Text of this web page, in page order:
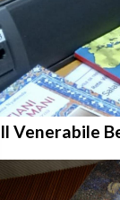
Il Venerabile